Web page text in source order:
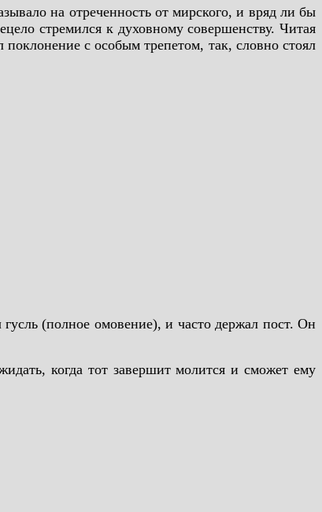
на отреченность от мирского, и вряд ли бы
стремился к духовному совершенству. Читая
с особым трепетом, так, словно стоял
(полное омовение), и часто держал пост. Он
когда тот завершит молится и сможет ему